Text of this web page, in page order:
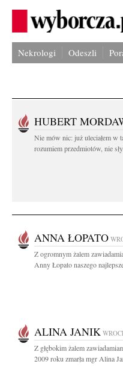
Nekrologi Odeszli
HUBERT
Nie mów nic: już uleciałem w
rozumiem przedmiotów, nie
ANNA ŁOPATO
Z ogromnym żalem
Anny Łopato naszego
ALINA JANIK
Z głębokim żalem
2009 roku zmarła mgr Alina